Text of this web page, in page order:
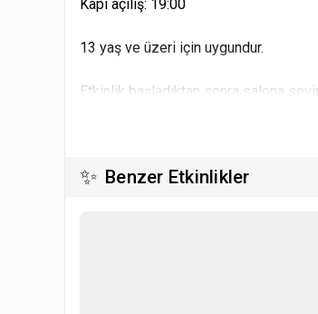
Kapı açılış: 19:00
13 yaş ve üzeri için uygundur.
Etkinlik başladıktan sonra salona
Organizasyon şirketinin programda
Organizasyon şirketi uygun
✨ Benzer Etkinlikler